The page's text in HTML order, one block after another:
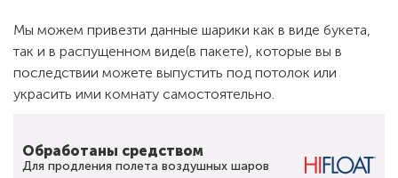
Мы можем привезти данные шарики как в виде букета,
так и в распущенном виде(в пакете), которые вы в
последствии можете выпустить под потолок или
украсить ими комнату самостоятельно.
Обработаны средством
Для продления полета воздушных шаров